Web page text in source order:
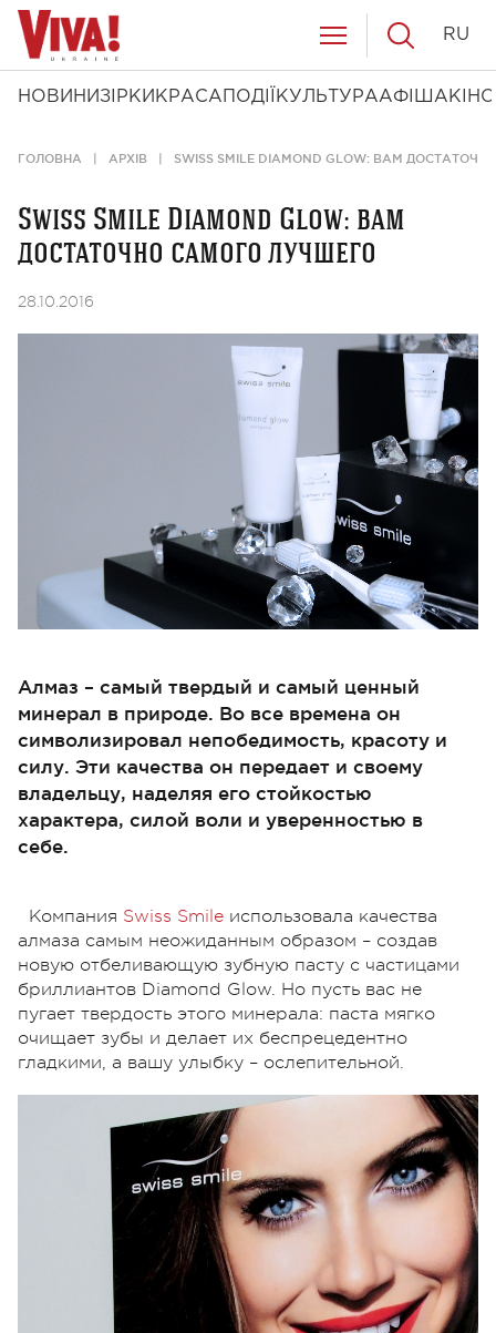
НОВИНИ ЗІРКИ КРАСА ПОДІЇ КУЛЬТУРААФІША КІНО
RU
ГОЛОВНА АРХІВ SWISS SMILE DIAMOND GLOW: ВАМ
Swiss Smile Diamond Glow: вам
достаточно самого лучшего
28.10.2016
Алмаз – самый твердый и самый ценный
минерал в природе. Во все времена он
символизировал непобедимость, красоту и
силу. Эти качества он передает и своему
владельцу, наделяя его стойкостью
характера, силой воли и уверенностью в
себе.
Компания Swiss Smile использовала качества
алмаза самым неожиданным образом – создав
новую отбеливающую зубную пасту с частицами
бриллиантов Diаmопd Glow. Но пусть вас не
пугает твердость этого минерала: паста мягко
очищает зубы и делает их беспрецедентно
гладкими, а вашу улыбку – ослепительной.